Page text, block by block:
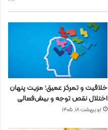
خلاقیت و تمرکز عمیق؛ مزیت پنهان
اختلال نقص توجه و بیش‌فعالی
اردیبهشت ۱۸, ۱۴۰۵